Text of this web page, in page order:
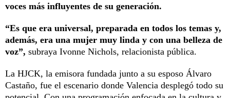
voces más influyentes de su generación.
“Es que era universal, preparada en todos los temas y,
además, era una mujer muy linda y con una belleza de
voz”, subraya Ivonne Nichols, relacionista pública.
La HJCK, la emisora fundada junto a su esposo Álvaro
Castaño, fue el escenario donde Valencia desplegó todo su